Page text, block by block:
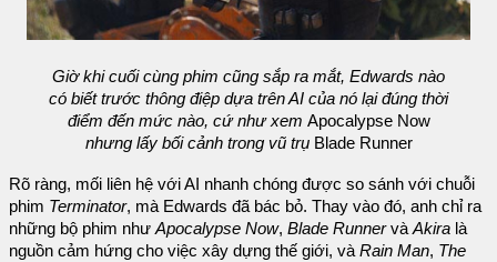
Giờ khi cuối cùng phim cũng sắp ra mắt, Edwards nào
có biết trước thông điệp dựa trên AI của nó lại đúng thời
điểm đến mức nào, cứ như xem Apocalypse Now
nhưng lấy bối cảnh trong vũ trụ Blade Runner
Rõ ràng, mối liên hệ với AI nhanh chóng được so sánh với chuỗi
phim Terminator, mà Edwards đã bác bỏ. Thay vào đó, anh chỉ ra
những bộ phim nhưApocalypse Now, Blade RunnervàAkira là
nguồn cảm hứng cho việc xây dựng thế giới, vàRain Man, The